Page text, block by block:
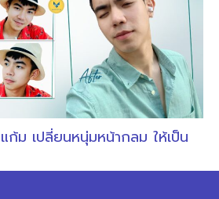
ม เปลี่ยนหนุ่มหน้ากลม ให้เป็น